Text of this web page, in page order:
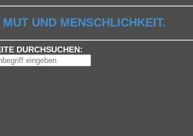
UND MENSCHLICHKEIT.
DURCHSUCHEN: